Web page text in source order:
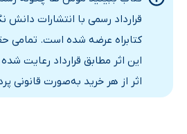
قرارداد رسمی با انتشارات دانش
کتابراه عرضه شده است. تمامی
این اثر مطابق قرارداد رعایت
اثر از هر خرید به‌صورت قانونی